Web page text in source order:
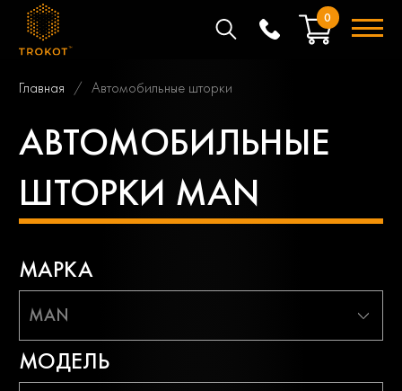
0
Главная Автомобильные шторки
АВТОМОБИЛЬНЫЕ
ШТОРКИ MAN
МАРКА
MAN
МОДЕЛЬ